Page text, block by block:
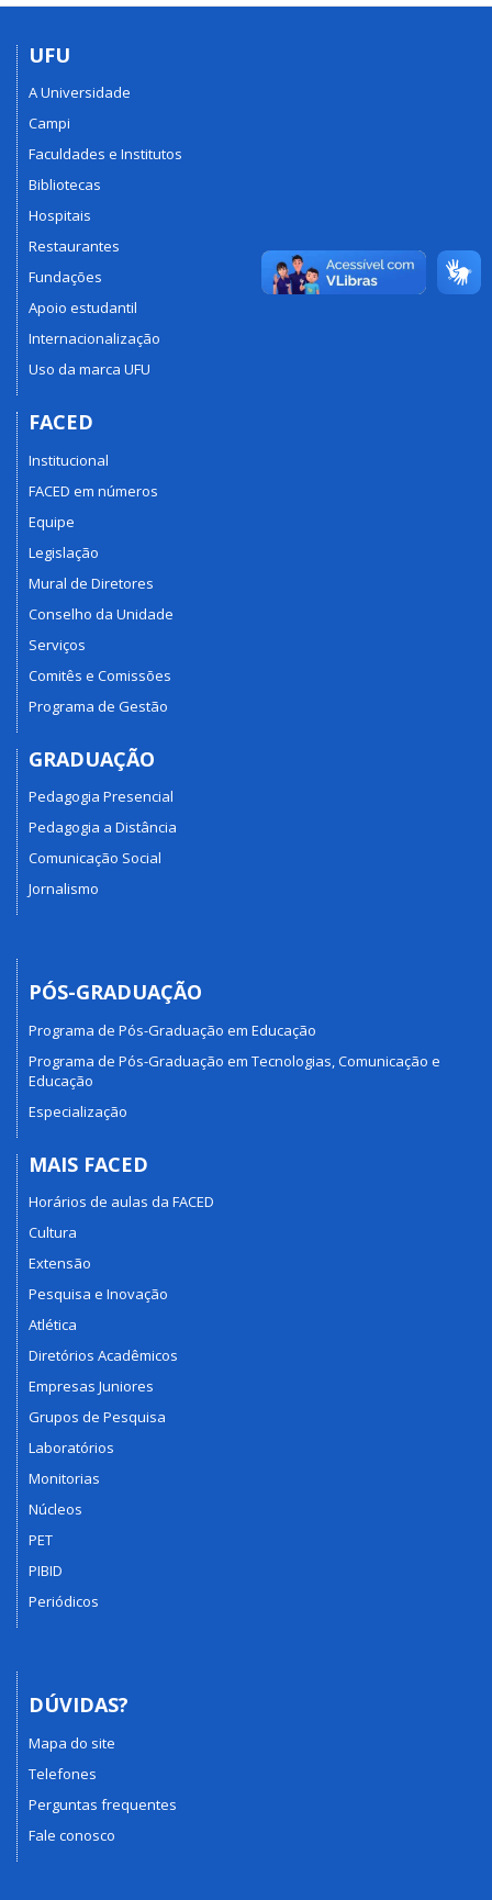
UFU
A Universidade
Campi
Faculdades e Institutos
Bibliotecas
Hospitais
Restaurantes
Fundações
Apoio estudantil
Internacionalização
Uso da marca UFU
FACED
Institucional
FACED em números
Equipe
Legislação
Mural de Diretores
Conselho da Unidade
Serviços
Comitês e Comissões
Programa de Gestão
GRADUAÇÃO
Pedagogia Presencial
Pedagogia a Distância
Comunicação Social
Jornalismo
PÓS-GRADUAÇÃO
Programa de Pós-Graduação em Educação
Programa de Pós-Graduação em Tecnologias, Comunicação e
Educação
Especialização
MAIS FACED
Horários de aulas da FACED
Cultura
Extensão
Pesquisa e Inovação
Atlética
Diretórios Acadêmicos
Empresas Juniores
Grupos de Pesquisa
Laboratórios
Monitorias
Núcleos
PET
PIBID
Periódicos
DÚVIDAS?
Mapa do site
Telefones
Perguntas frequentes
Fale conosco